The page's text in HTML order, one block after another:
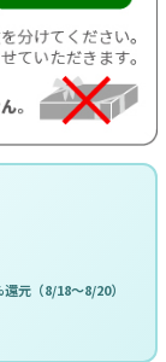
元（8/18〜8/20）